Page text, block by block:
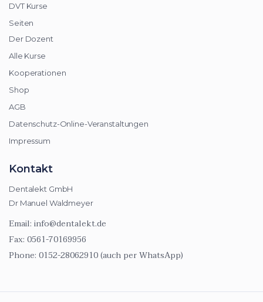
DVT Kurse
Seiten
Der Dozent
Alle Kurse
Kooperationen
Shop
AGB
Datenschutz-Online-Veranstaltungen
Impressum
Kontakt
Dentalekt GmbH
Dr Manuel Waldmeyer
Email: info@dentalekt.de
Fax: 0561-70169956
Phone: 0152-28062910 (auch per WhatsApp)